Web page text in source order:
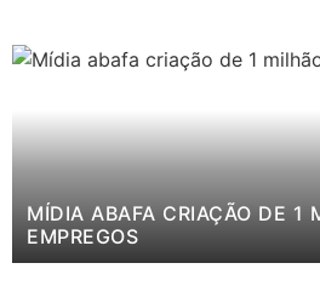
MÍDIA ABAFA CRIAÇÃO DE 1
EMPREGOS